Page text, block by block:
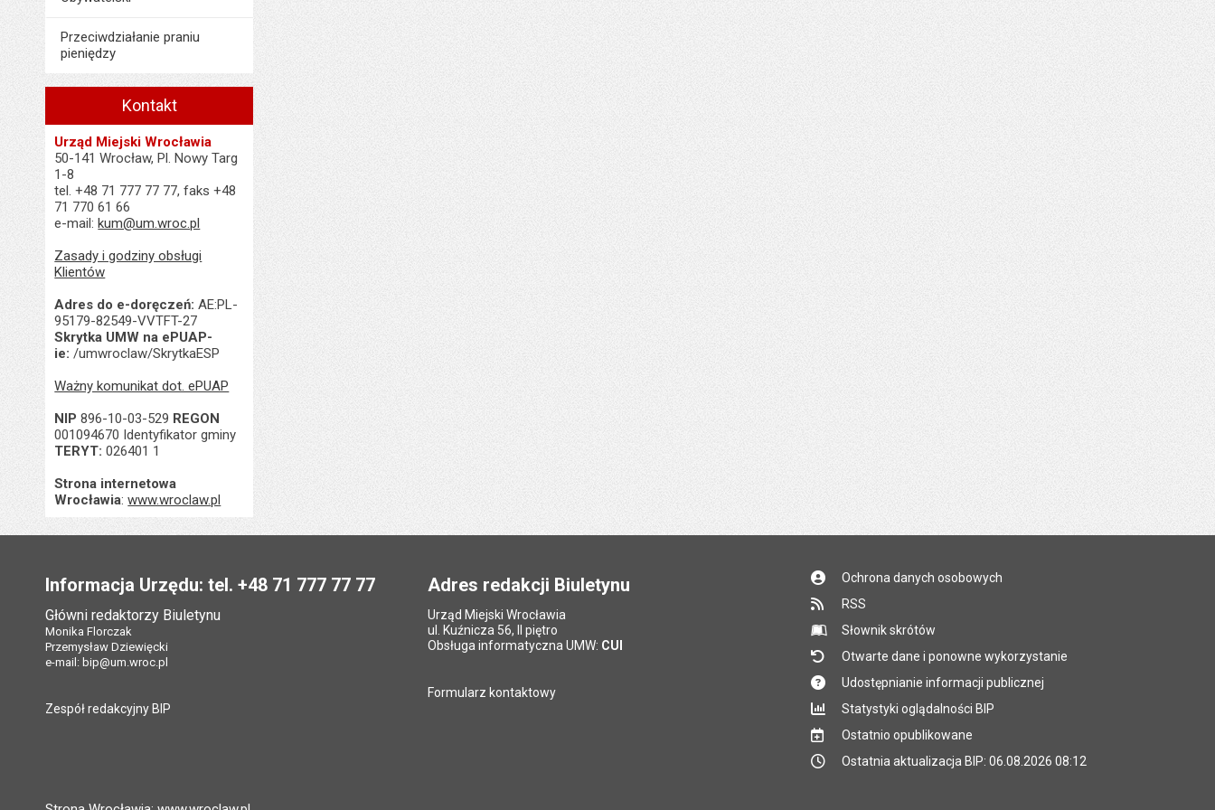
Przeciwdziałanie praniu
pieniędzy
Kontakt
Urząd Miejski Wrocławia
50-141 Wrocław, Pl. Nowy Targ
1-8
tel. +48 71 777 77 77, faks +48
71 770 61 66
e-mail:kum@um.wroc.pl
Zasady i godziny obsługi
Klientów
Adres do e-doręczeń: AE:PL-
95179-82549-VVTFT-27
Skrytka UMW na ePUAP-
ie: /umwroclaw/SkrytkaESP
Ważny komunikat dot. ePUAP
NIP 896-10-03-529 REGON
001094670 Identyfikator gminy
TERYT: 026401 1
Strona internetowa
Wrocławia:www.wroclaw.pl
Informacja Urzędu: tel. +48 71 777 77 77
Główni redaktorzy Biuletynu
Monika Florczak
Przemysław Dziewięcki
e-mail: bip@um.wroc.pl
Zespół redakcyjny BIP
Adres redakcji Biuletynu
Urząd Miejski Wrocławia
ul. Kuźnicza 56, II piętro
Obsługa informatyczna UMW: CUI
Formularz kontaktowy
Ochrona danych osobowych
RSS
Słownik skrótów
Otwarte dane i ponowne wykorzystanie
Udostępnianie informacji publicznej
Statystyki oglądalności BIP
Ostatnio opublikowane
Ostatnia aktualizacja BIP: 06.08.2026 08:12